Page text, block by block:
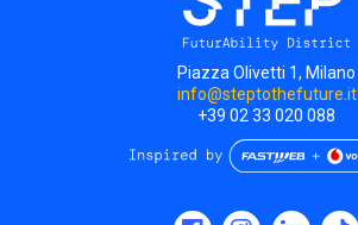
Piazza Olivetti 1, Milano
info@steptothefuture.it
+39 02 33 020 088